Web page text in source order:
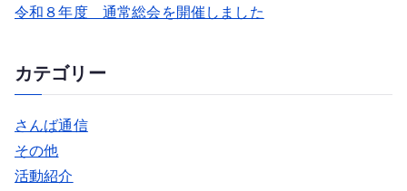
令和８年度 通常総会を開催しました
カテゴリー
さんば通信
その他
活動紹介